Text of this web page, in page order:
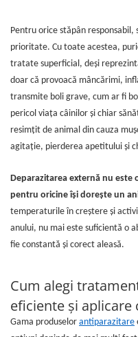
Castroane câini
Botnițe câini
Educare câini
Diverse
Promoții câini
Zgărzi și hamuri pisici
Educare pisici
Promoții pisici
Afecțiuni digestive pisici
Afecțiuni hepatice pisici
Afecțiuni renale/urinare
Afecțiuni sistem nervos
Articulații
Păsări
Antiparazitare păsări
găini
Antidiareice
Laxative
Gel antiinflamator
Pentru orice stăpân
prioritate. Cu toate acestea,
tratate superficial, deși
doar că provoacă mâncărimi,
transmite boli grave, cum ar fi
pericol viața câinilor și chiar
resimțit de animal din cauza
agitație, pierderea apetitului și
Deparazitarea externă nu este
pentru oricine își dorește un
temperaturile în creștere și
anului, nu mai este suficientă o
fie constantă și corect aleasă.
Cum alegi
eficiente și aplicare
Gama produselor antiparazitare